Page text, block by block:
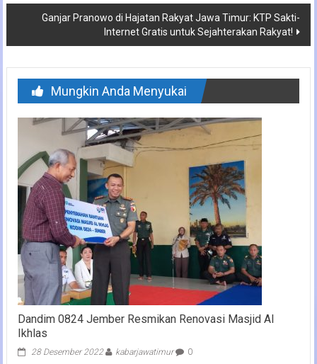
Ganjar Pranowo di Hajatan Rakyat Jawa Timur: KTP Sakti-
Internet Gratis untuk Sejahterakan Rakyat!
Mungkin Anda Menyukai
Dandim 0824 Jember Resmikan Renovasi Masjid Al
Ikhlas
28 Desember 2022 kabarjawatimur 0